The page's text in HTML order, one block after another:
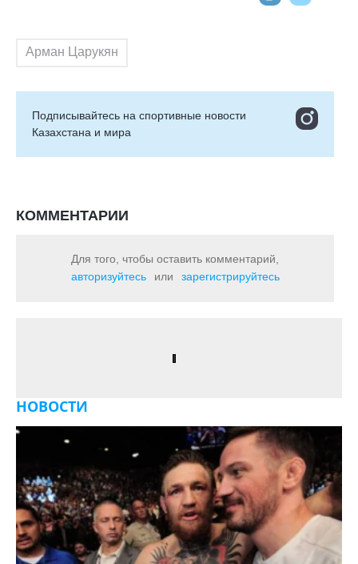
Арман Царукян
Подписывайтесь на cпортивные новости
Казахстана и мира
КОММЕНТАРИИ
Для того, чтобы оставить комментарий,
авторизуйтесь
или зарегистрируйтесь
НОВОСТИ